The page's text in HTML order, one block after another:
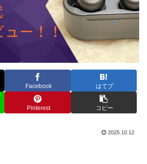
Facebook はてブ
Pinterest コピー
2025.10.12